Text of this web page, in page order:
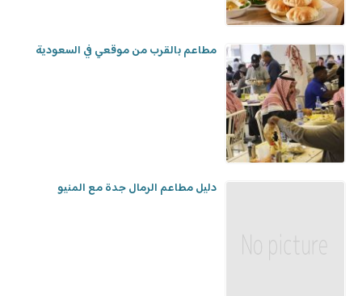
مطاعم بالقرب من موقعي في السعودية
دليل مطاعم الرمال جدة مع المنيو